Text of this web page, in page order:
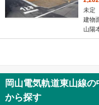
未定
建物
岡
岡山電気軌道東山線
から探す